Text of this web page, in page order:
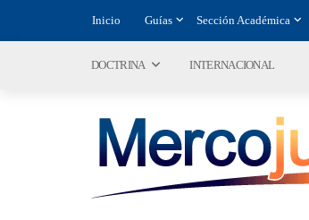
Inicio Guías Sección Académica
DOCTRINA INTERNACIONAL